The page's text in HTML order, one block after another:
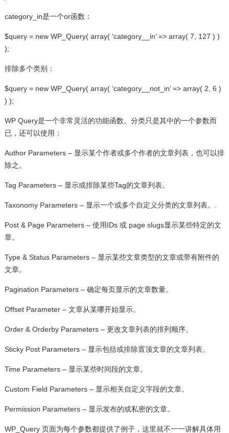
category_in是一个or函数：
$query = new WP_Query( array( ‘category__in’ => array( 7, 127 ) )
);
排除多个类别：
$query = new WP_Query( array( ‘category__not_in’ => array( 2, 6 )
) );
WP Query是一个非常灵活的功能函数。分类只是其中的一个参数而
已，还可以使用：
Author Parameters – 显示某个作者或多个作者的文章列表，也可以排
除之。
Tag Parameters – 显示或排除某些Tag的文章列表。
Taxonomy Parameters – 显示一个或多个自定义分类的文章列表。.
Post & Page Parameters – 使用IDs 或 page slugs显示某些特定的文
章。
Type & Status Parameters – 显示某些文章类型的文章或带有附件的
文章。
Pagination Parameters – 确定每页显示的文章数量。
Offset Parameter – 文章从某哪开始显示。
Order & Orderby Parameters – 更改文章列表的排列顺序。
Sticky Post Parameters – 显示包括或排除置顶文章的文章列表。
Time Parameters – 显示某些时间段的文章。
Custom Field Parameters – 显示相关自定义字段的文章。
Permission Parameters – 显示发布的或私密的文章。
WP_Query 页面为每个参数都提供了例子，这里就不一一讲解具体用